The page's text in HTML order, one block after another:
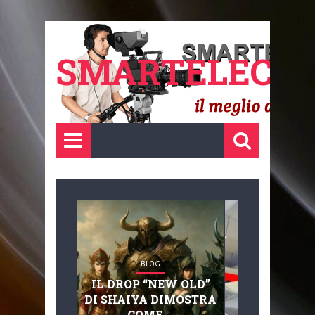
BLOG
IL DROP “NEW OLD”
DI SHAIYA DIMOSTRA